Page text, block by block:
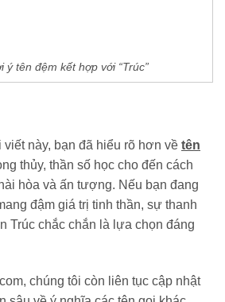
ý tên đệm kết hợp với “Trúc”
viết này, bạn đã hiểu rõ hơn về tên
thủy, thần số học cho đến cách
hòa và ấn tượng. Nếu bạn đang
đậm giá trị tinh thần, sự thanh
Trúc chắc chắn là lựa chọn đáng
chúng tôi còn liên tục cập nhật